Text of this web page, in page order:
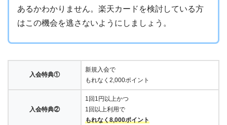
あるかわかりません。楽天カードを検討している方
はこの機会を逃さないようにしましょう。
入会特典①
新規入会で
もれなく2,000ポイント
入会特典②
1回1円以上かつ
1回以上利用で
もれなく8,000ポイント